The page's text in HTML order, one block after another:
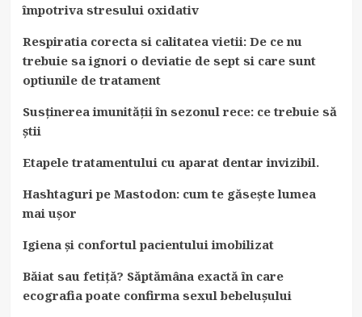
împotriva stresului oxidativ
Respiratia corecta si calitatea vietii: De ce nu
trebuie sa ignori o deviatie de sept si care sunt
optiunile de tratament
Susținerea imunității în sezonul rece: ce trebuie să
știi
Etapele tratamentului cu aparat dentar invizibil.
Hashtaguri pe Mastodon: cum te găsește lumea
mai ușor
Igiena și confortul pacientului imobilizat
Băiat sau fetiță? Săptămâna exactă în care
ecografia poate confirma sexul bebelușului